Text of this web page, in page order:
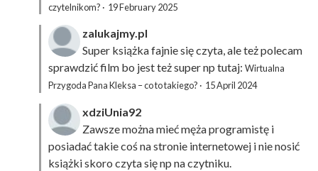
czytelnikom? · 19 February 2025
zalukajmy.pl
Super książka fajnie się czyta, ale też polecam
sprawdzić film bo jest też super np tutaj: Wirtualna
Przygoda Pana Kleksa – co to takiego? · 15 April 2024
xdziUnia92
Zawsze można mieć męża programistę i
posiadać takie coś na stronie internetowej i nie nosić
książki skoro czyta się np na czytniku.